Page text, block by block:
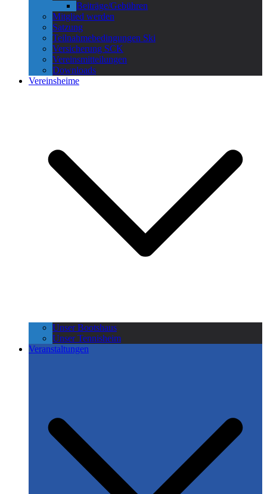
Beiträge/Gebühren
Mitglied werden
Satzung
Teilnahmebedingungen Ski
Versicherung SCK
Vereinsmitteilungen
Downloads
Vereinsheime
Unser Bootshaus
Unser Tennisheim
Veranstaltungen